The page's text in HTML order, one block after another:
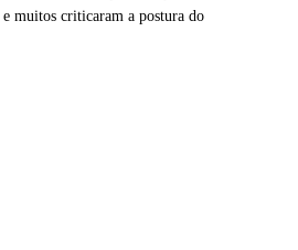
muitos criticaram a postura do